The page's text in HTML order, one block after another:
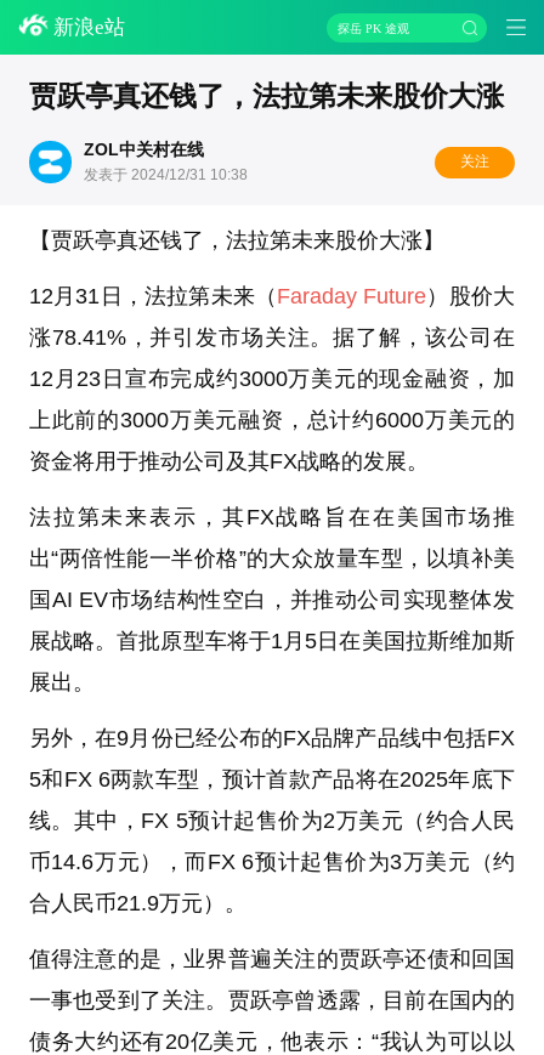
新浪e站 探岳 PK 途观
贾跃亭真还钱了，法拉第未来股价大涨
ZOL中关村在线
发表于 2024/12/31 10:38
关注
【贾跃亭真还钱了，法拉第未来股价大涨】
12月31日，法拉第未来（ Faraday Future）股价大
涨78.41%，并引发市场关注。据了解，该公司在
12月23日宣布完成约3000万美元的现金融资，加
上此前的3000万美元融资，总计约6000万美元的
资金将用于推动公司及其FX战略的发展。
法拉第未来表示，其FX战略旨在在美国市场推
出“两倍性能一半价格”的大众放量车型，以填补美
国AI EV市场结构性空白，并推动公司实现整体发
展战略。首批原型车将于1月5日在美国拉斯维加斯
展出。
另外，在9月份已经公布的FX品牌产品线中包括FX
5和FX 6两款车型，预计首款产品将在2025年底下
线。其中，FX 5预计起售价为2万美元（约合人民
币14.6万元），而FX 6预计起售价为3万美元（约
合人民币21.9万元）。
值得注意的是，业界普遍关注的贾跃亭还债和回国
一事也受到了关注。贾跃亭曾透露，目前在国内的
债务大约还有20亿美元，他表示：“我认为可以以